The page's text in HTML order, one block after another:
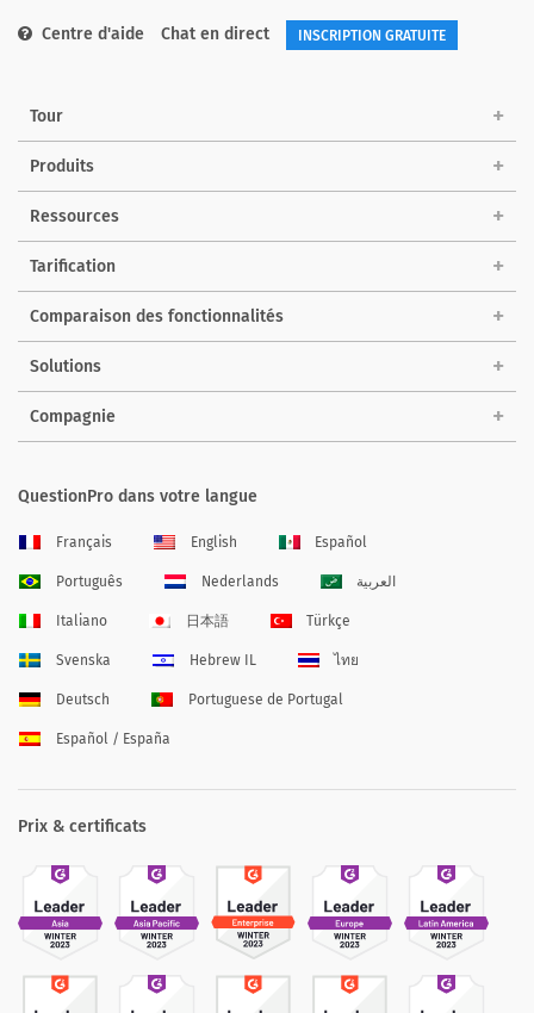
Centre d'aide Chat en direct INSCRIPTION GRATUITE
Tour
Produits
Ressources
Tarification
Comparaison des fonctionnalités
Solutions
Compagnie
QuestionPro dans votre langue
Français English Español
Português Nederlands العربية
Italiano 日本語 Türkçe
Svenska Hebrew IL ไทย
Deutsch Portuguese de Portugal
Español / España
Prix & certificats